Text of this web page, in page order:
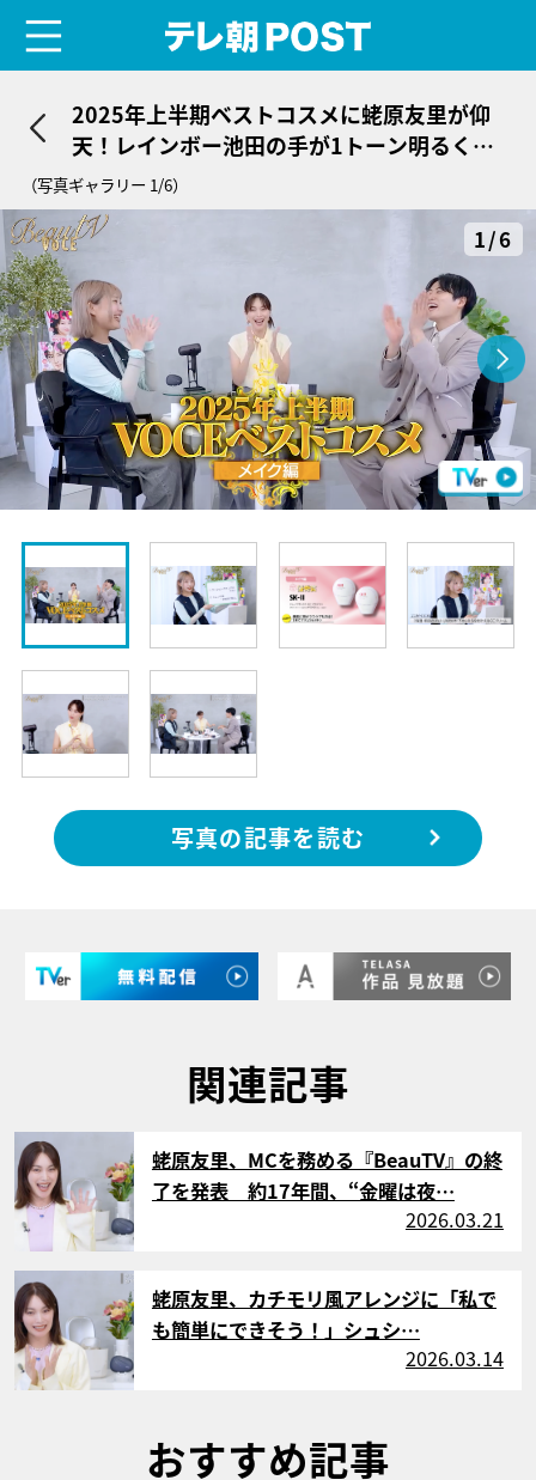
2025年上半期ベストコスメに蛯原友里が仰
天！レインボー池田の手が1トーン明るくな
り「キレイじゃないですか！」
（写真ギャラリー 1/6）
1/6
写真の記事を読む
関連記事
サムネイル
蛯原友里、MCを務める『BeauTV』の終
了を発表 約17年間、“金曜は夜…
2026.03.21
サムネイル
蛯原友里、カチモリ風アレンジに「私で
も簡単にできそう！」シュシ…
2026.03.14
おすすめ記事